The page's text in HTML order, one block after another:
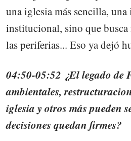
una iglesia más sencilla, una
institucional, sino que busca
las periferias... Eso ya dejó
04:50-05:52 ¿El legado de
ambientales,
iglesia y otros más pueden
decisiones quedan firmes?